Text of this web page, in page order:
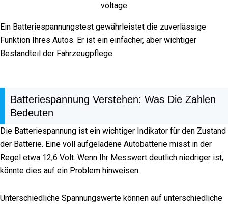
voltage
Ein Batteriespannungstest gewährleistet die zuverlässige
Funktion Ihres Autos. Er ist ein einfacher, aber wichtiger
Bestandteil der Fahrzeugpflege.
Batteriespannung Verstehen: Was Die Zahlen
Bedeuten
Die Batteriespannung ist ein wichtiger Indikator für den Zustand
der Batterie. Eine voll aufgeladene Autobatterie misst in der
Regel etwa 12,6 Volt. Wenn Ihr Messwert deutlich niedriger ist,
könnte dies auf ein Problem hinweisen.
Unterschiedliche Spannungswerte können auf unterschiedliche